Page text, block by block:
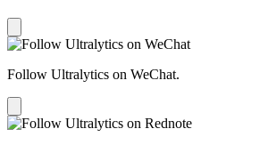
Follow Ultralytics on WeChat.